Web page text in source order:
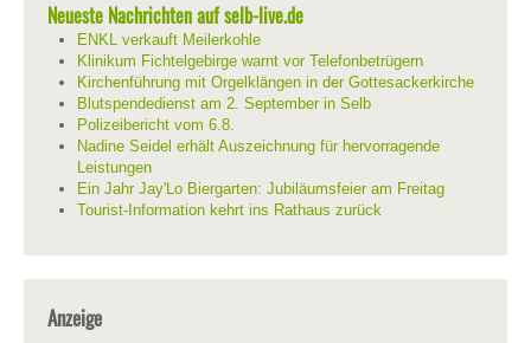
Neueste Nachrichten auf selb-live.de
ENKL verkauft Meilerkohle
Klinikum Fichtelgebirge warnt vor Telefonbetrügern
Kirchenführung mit Orgelklängen in der Gottesackerkirche
Blutspendedienst am 2. September in Selb
Polizeibericht vom 6.8.
Nadine Seidel erhält Auszeichnung für hervorragende
Leistungen
Ein Jahr Jay'Lo Biergarten: Jubiläumsfeier am Freitag
Tourist-Information kehrt ins Rathaus zurück
Anzeige